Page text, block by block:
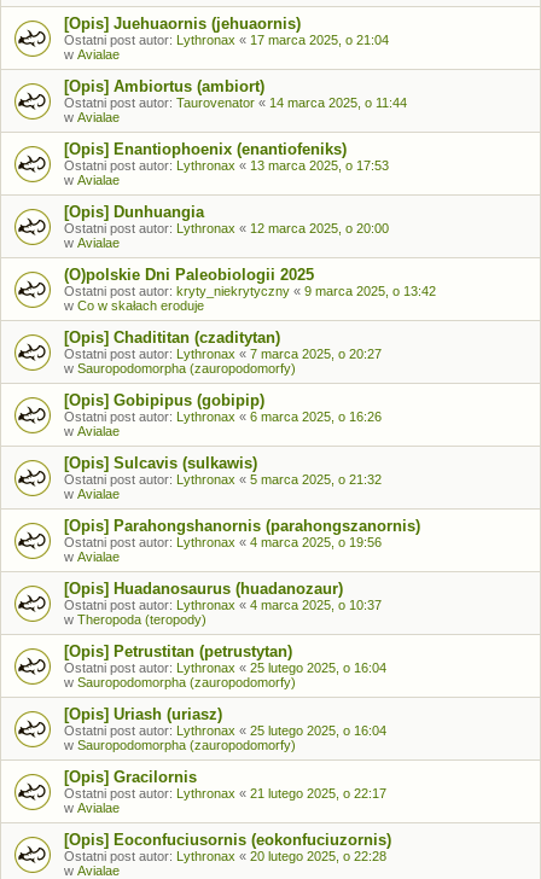
[Opis] Juehuaornis (jehuaornis)
Ostatni post autor: Lythronax « 17 marca 2025, o 21:04
w Avialae
[Opis] Ambiortus (ambiort)
Ostatni post autor: Taurovenator « 14 marca 2025, o 11:44
w Avialae
[Opis] Enantiophoenix (enantiofeniks)
Ostatni post autor: Lythronax « 13 marca 2025, o 17:53
w Avialae
[Opis] Dunhuangia
Ostatni post autor: Lythronax « 12 marca 2025, o 20:00
w Avialae
(O)polskie Dni Paleobiologii 2025
Ostatni post autor: kryty_niekrytyczny « 9 marca 2025, o 13:42
w Co w skałach eroduje
[Opis] Chadititan (czaditytan)
Ostatni post autor: Lythronax « 7 marca 2025, o 20:27
w Sauropodomorpha (zauropodomorfy)
[Opis] Gobipipus (gobipip)
Ostatni post autor: Lythronax « 6 marca 2025, o 16:26
w Avialae
[Opis] Sulcavis (sulkawis)
Ostatni post autor: Lythronax « 5 marca 2025, o 21:32
w Avialae
[Opis] Parahongshanornis (parahongszanornis)
Ostatni post autor: Lythronax « 4 marca 2025, o 19:56
w Avialae
[Opis] Huadanosaurus (huadanozaur)
Ostatni post autor: Lythronax « 4 marca 2025, o 10:37
w Theropoda (teropody)
[Opis] Petrustitan (petrustytan)
Ostatni post autor: Lythronax « 25 lutego 2025, o 16:04
w Sauropodomorpha (zauropodomorfy)
[Opis] Uriash (uriasz)
Ostatni post autor: Lythronax « 25 lutego 2025, o 16:04
w Sauropodomorpha (zauropodomorfy)
[Opis] Gracilornis
Ostatni post autor: Lythronax « 21 lutego 2025, o 22:17
w Avialae
[Opis] Eoconfuciusornis (eokonfuciuzornis)
Ostatni post autor: Lythronax « 20 lutego 2025, o 22:28
w Avialae